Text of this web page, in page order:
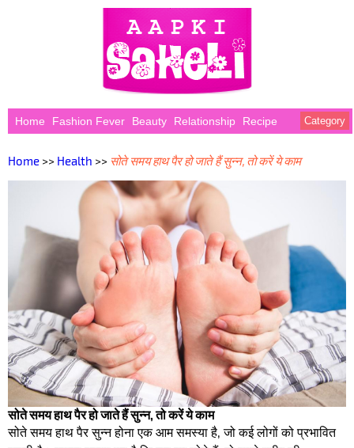
Home Fashion Fever Beauty Relationship Recipe Category
Home >> Health >> सोते समय हाथ पैर हो जाते हैं सुन्न, तो करें ये काम
सोते समय हाथ पैर हो जाते हैं सुन्न, तो करें ये काम
सोते समय हाथ पैर सुन्न होना एक आम समस्या है, जो कई लोगों को प्रभावित